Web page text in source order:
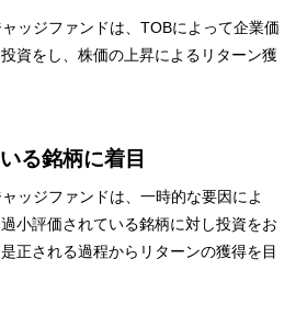
ッジファンドは、TOBによって企業価
資をし、株価の上昇によるリターン獲
る銘柄に着目
ッジファンドは、一時的な要因によ
小評価されている銘柄に対し投資をお
正される過程からリターンの獲得を目